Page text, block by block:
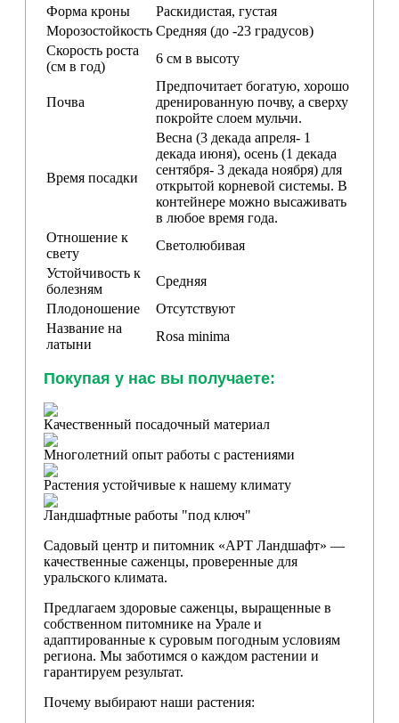
Форма кроны
Раскидистая, густая
Морозостойкость Средняя (до -23 градусов)
Скорость роста
(см в год)
6 см в высоту
Почва
Предпочитает богатую, хорошо
дренированную почву, а сверху
покройте слоем мульчи.
Время посадки
Весна (3 декада апреля- 1
декада июня), осень (1 декада
сентября- 3 декада ноября) для
открытой корневой системы. В
контейнере можно высаживать
в любое время года.
Отношение к
свету
Светолюбивая
Устойчивость к
болезням
Средняя
Плодоношение
Отсутствуют
Название на
латыни
Rosa minima
Покупая у нас вы получаете:
Качественный посадочный материал
Многолетний опыт работы с растениями
Растения устойчивые к нашему климату
Ландшафтные работы "под ключ"
Садовый центр и питомник «АРТ Ландшафт» —
качественные саженцы, проверенные для
уральского климата.
Предлагаем здоровые саженцы, выращенные в
собственном питомнике на Урале и
адаптированные к суровым погодным условиям
региона. Мы заботимся о каждом растении и
гарантируем результат.
Почему выбирают наши растения: